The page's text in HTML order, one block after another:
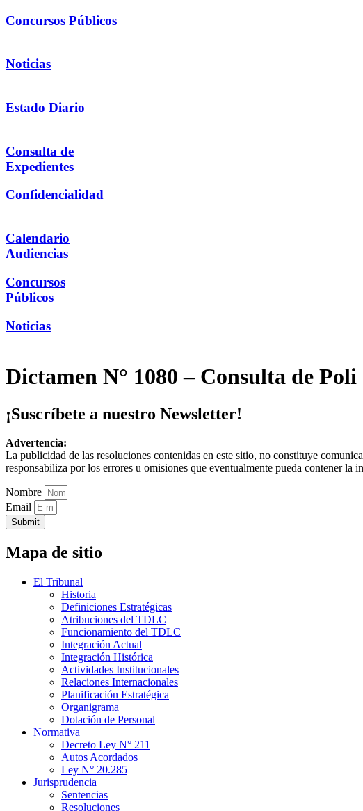
Concursos Públicos
Noticias
Estado Diario
Consulta de
Expedientes
Confidencialidad
Calendario
Audiencias
Concursos
Públicos
Noticias
Dictamen N° 1080 – Consulta de
¡Suscríbete a nuestro Newsletter!
Advertencia:
La publicidad de las resoluciones contenidas en este sitio, no constituye
responsabiliza por los errores u omisiones que eventualmente pueda contener la
Nombre
Email
Submit
Mapa de sitio
El Tribunal
Historia
Definiciones Estratégicas
Atribuciones del TDLC
Funcionamiento del TDLC
Integración Actual
Integración Histórica
Actividades Institucionales
Relaciones Internacionales
Planificación Estratégica
Organigrama
Dotación de Personal
Normativa
Decreto Ley N° 211
Autos Acordados
Ley N° 20.285
Jurisprudencia
Sentencias
Resoluciones